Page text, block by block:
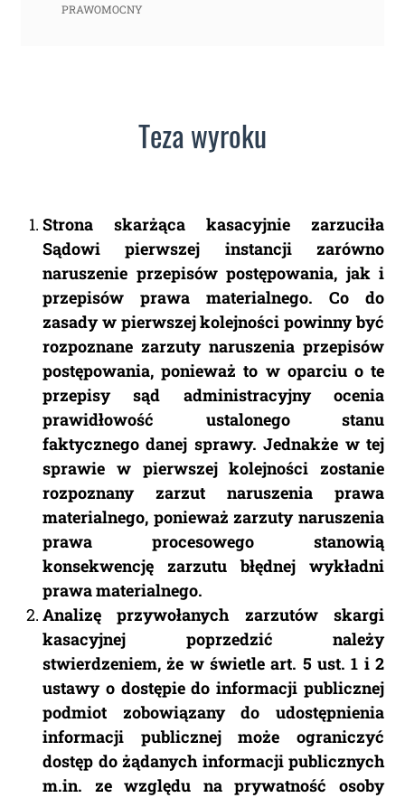
PRAWOMOCNY
Teza wyroku
Strona skarżąca kasacyjnie zarzuciła
Sądowi pierwszej instancji zarówno
naruszenie przepisów postępowania, jak i
przepisów prawa materialnego. Co do
zasady w pierwszej kolejności powinny być
rozpoznane zarzuty naruszenia przepisów
postępowania, ponieważ to w oparciu o te
przepisy sąd administracyjny ocenia
prawidłowość ustalonego stanu
faktycznego danej sprawy. Jednakże w tej
sprawie w pierwszej kolejności zostanie
rozpoznany zarzut naruszenia prawa
materialnego, ponieważ zarzuty naruszenia
prawa procesowego stanowią
konsekwencję zarzutu błędnej wykładni
prawa materialnego.
Analizę przywołanych zarzutów skargi
kasacyjnej poprzedzić należy
stwierdzeniem, że w świetle art. 5 ust. 1 i 2
ustawy o dostępie do informacji publicznej
podmiot zobowiązany do udostępnienia
informacji publicznej może ograniczyć
dostęp do żądanych informacji publicznych
m.in. ze względu na prywatność osoby